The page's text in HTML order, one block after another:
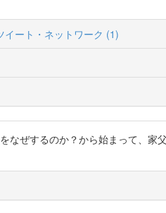
イート・ネットワーク (1)
ぜするのか？から始まって、家